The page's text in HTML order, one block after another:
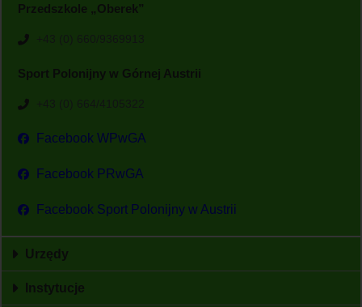
Przedszkole „Oberek”
+43 (0) 660/9369913
Sport Polonijny w Górnej Austrii
+43 (0) 664/4105322
Facebook WPwGA
Facebook PRwGA
Facebook Sport Polonijny w Austrii
Urzędy
Instytucje